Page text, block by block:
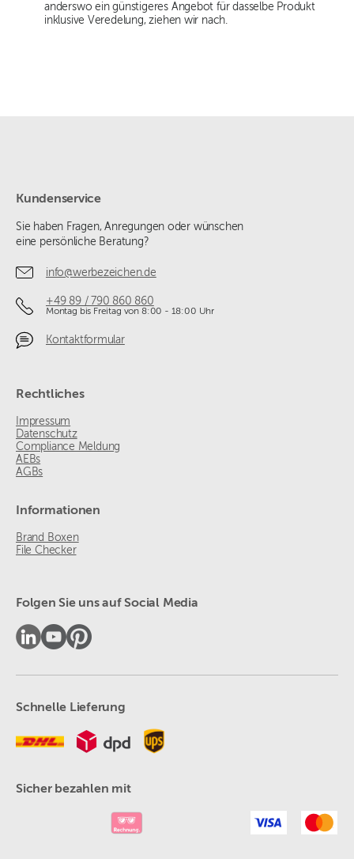
anderswo ein günstigeres Angebot für dasselbe Produkt
inklusive Veredelung, ziehen wir nach.
Kundenservice
Sie haben Fragen, Anregungen oder wünschen
eine persönliche Beratung?
info@werbezeichen.de
+49 89 / 790 860 860
Montag bis Freitag von 8:00 - 18:00 Uhr
Kontaktformular
Rechtliches
Impressum
Datenschutz
Compliance Meldung
AEBs
AGBs
Informationen
Brand Boxen
File Checker
Folgen Sie uns auf Social Media
Schnelle Lieferung
Sicher bezahlen mit